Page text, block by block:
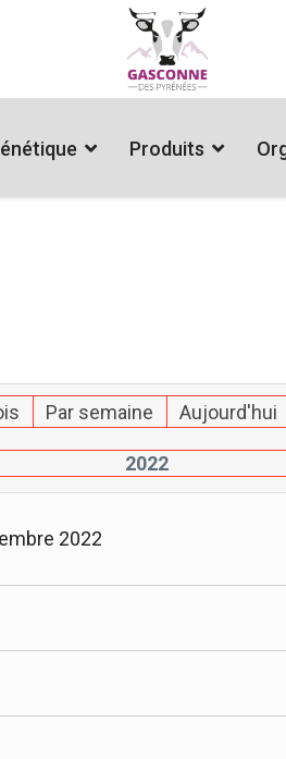
Produits
Par semaine Aujourd'hui
2022
2022